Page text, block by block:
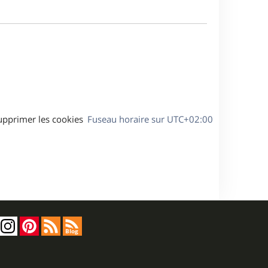
Fuseau horaire sur UTC+02:00
les cookies